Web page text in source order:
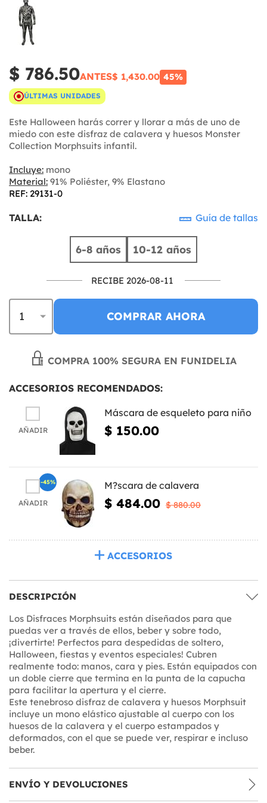
$ 786.50ANTES$ 1,430.00 45%
ÚLTIMAS UNIDADES
Este Halloween harás correr y llorar a más de uno de
miedo con este disfraz de calavera y huesos Monster
Collection Morphsuits infantil.
Incluye: mono
Material: 91% Poliéster, 9% Elastano
REF: 29131-0
TALLA: Guía de tallas
6-8 años 10-12 años
RECIBE 2026-08-11
COMPRAR AHORA
COMPRA 100% SEGURA EN FUNIDELIA
ACCESORIOS RECOMENDADOS:
AÑADIR
Máscara de esqueleto para niño
$ 150.00
AÑADIR
M?scara de calavera
$ 484.00 $ 880.00
-45%
ACCESORIOS
DESCRIPCIÓN
Los Disfraces Morphsuits están diseñados para que
puedas ver a través de ellos, beber y sobre todo,
¡divertirte! Perfectos para despedidas de soltero,
Halloween, fiestas y eventos especiales! Cubren
realmente todo: manos, cara y pies. Están equipados con
un doble cierre que termina en la punta de la capucha
para facilitar la apertura y el cierre.
Este tenebroso disfraz de calavera y huesos Morphsuit
incluye un mono elástico ajustable al cuerpo con los
huesos de la calavera y el cuerpo estampados y
deformados, con el que se puede ver, respirar e incluso
beber.
ENVÍO Y DEVOLUCIONES